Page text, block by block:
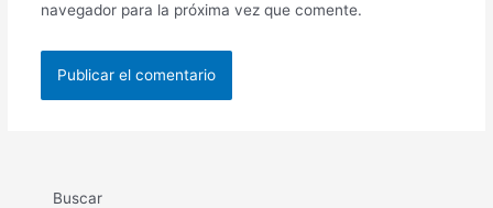
navegador para la próxima vez que comente.
Buscar